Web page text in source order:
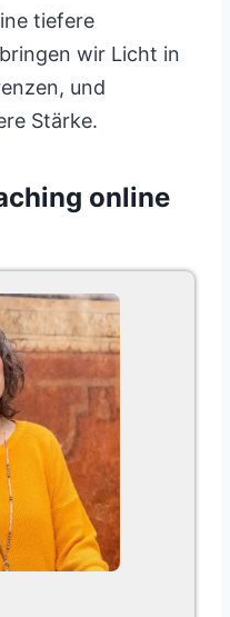
tiefere
wir Licht in
und
Stärke.
online